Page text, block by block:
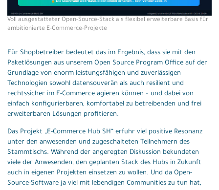
Voll ausgestatteter Open-Source-Stack als flexibel erweiterbare Basis für
ambitionierte E-Commerce-Projekte
Für Shopbetreiber bedeutet das im Ergebnis, dass sie mit den
Paketlösungen aus unserem Open Source Program Office auf der
Grundlage von enorm leistungsfähigen und zuverlässigen
Technologien sowohl datensouverän als auch resilient und
rechtssicher im E-Commerce agieren können – und dabei von
einfach konfigurierbaren, komfortabel zu betreibenden und frei
erweiterbaren Lösungen profitieren.
Das Projekt „E-Commerce Hub SH“ erfuhr viel positive Resonanz
unter den anwesenden und zugeschalteten Teilnehmern des
Stammtischs. Während der angeregten Diskussion bekundeten
viele der Anwesenden, den geplanten Stack des Hubs in Zukunft
auch in eigenen Projekten einsetzen zu wollen. Und da Open-
Source-Software ja viel mit lebendigen Communities zu tun hat,